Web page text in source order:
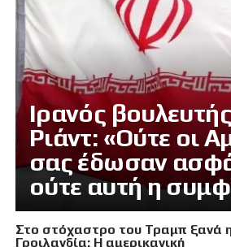
Ιρανός
Ριάντ: «Ούτε οι
σας έδωσαν
ούτε αυτή η
Στο στόχαστρο του Τραμπ ξανά
Γροιλανδία: Η αμερικανική